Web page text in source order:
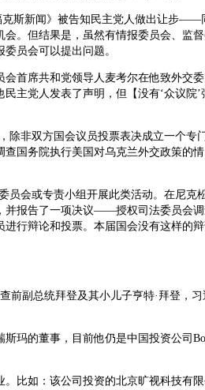
克斯新闻》被告知民主党人做出让步——
。但结果是，虽然有情报委员会、监
员会可以提出问题。
首席共和党领导人麦考尔在他致外交
主党人发表了声明，但【没有‘众议院’
除非双方国会议员投票表决成立一个专
国务院执行美国对乌克兰外交政策的情
会或专责小组开展此类活动。在尼克
并报告了一项决议——授权司法委员会
行辩论和投票。本届国会没有这样的
前副总统拜登及其小儿子亨特·拜登，习
玛的董事，目前他仍是中国投资公司
比如：该公司投资的北京旷视科技有